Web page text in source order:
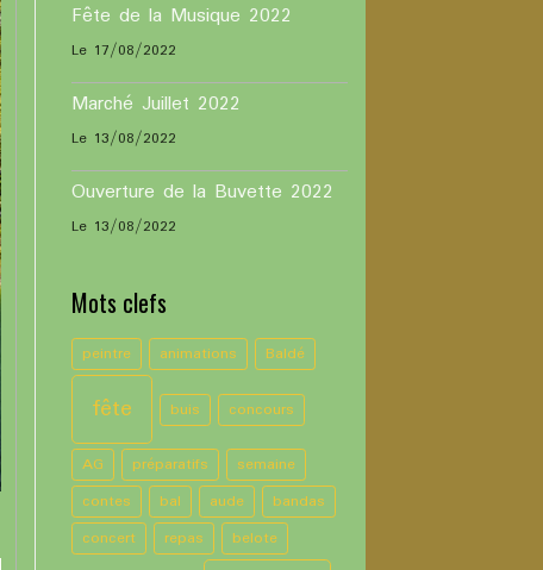
Fête de la Musique 2022
Le 17/08/2022
Marché Juillet 2022
Le 13/08/2022
Ouverture de la Buvette 2022
Le 13/08/2022
Mots clefs
peintre animations Baldé
fête buis concours
AG préparatifs
semaine
contes
bal aude
bandas
concert
repas belote